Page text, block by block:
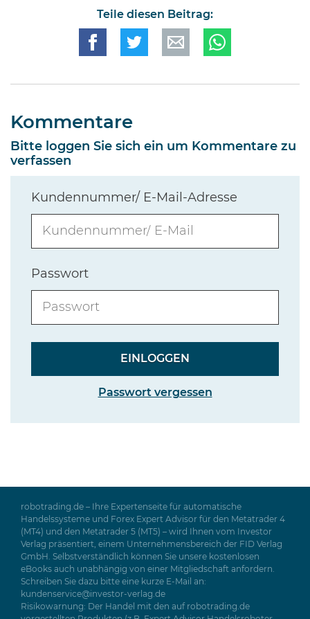
Teile diesen Beitrag:
Kommentare
Bitte loggen Sie sich ein um Kommentare zu
verfassen
Kundennummer/ E-Mail-Adresse
Passwort
Passwort vergessen
robotrading.de – Ihre Expertenseite für automatische
Handelssysteme und Forex Expert Advisor für den Metatrader 4
(MT4) und den Metatrader 5 (MT5) – wird Ihnen vom Investor
Verlag präsentiert, einem Unternehmensbereich der FID Verlag
GmbH. Selbstverständlich können Sie unsere kostenlosen
eBooks auch unabhängig von einer Mitgliedschaft anfordern.
Schreiben Sie dazu bitte eine kurze E-Mail an:
kundenservice@investor-verlag.de
Risikowarnung: Der Handel mit den auf robotrading.de